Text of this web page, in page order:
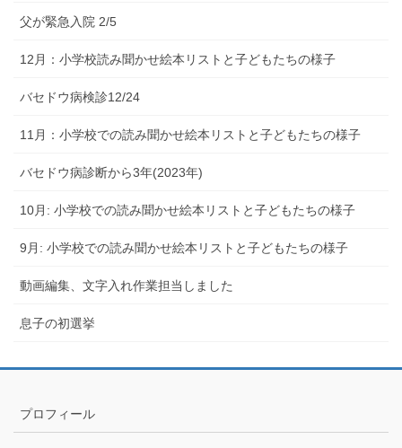
父が緊急入院 2/5
12月：小学校読み聞かせ絵本リストと子どもたちの様子
バセドウ病検診12/24
11月：小学校での読み聞かせ絵本リストと子どもたちの様子
バセドウ病診断から3年(2023年)
10月: 小学校での読み聞かせ絵本リストと子どもたちの様子
9月: 小学校での読み聞かせ絵本リストと子どもたちの様子
動画編集、文字入れ作業担当しました
息子の初選挙
プロフィール